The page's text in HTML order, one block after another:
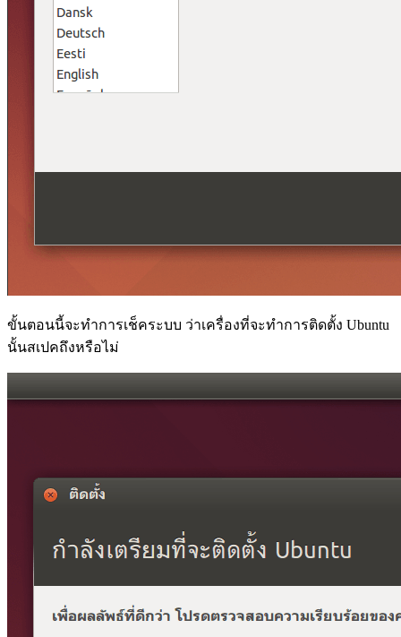
ขั้นตอนนี้จะทำการเช็คระบบ ว่าเครื่องที่จะทำการติดตั้ง Ubuntu
นั้นสเปคถึงหรือไม่